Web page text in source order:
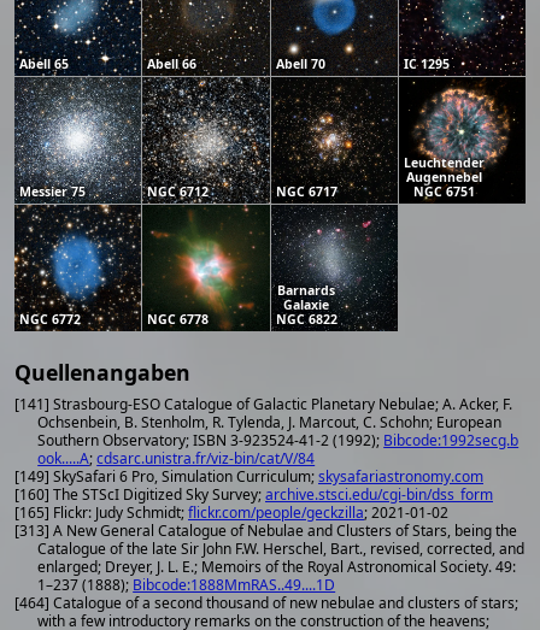
Abell 65 Abell 66 Abell 70 IC 1295
Messier 75 NGC 6712 NGC 6717
Leuchtender
Augennebel
NGC 6751
NGC 6772 NGC 6778
Barnards
Galaxie
NGC 6822
Quellenangaben
[141] Strasbourg-ESO Catalogue of Galactic Planetary Nebulae; A. Acker, F.
Ochsenbein, B. Stenholm, R. Tylenda, J. Marcout, C. Schohn; European
Southern Observatory; ISBN 3-923524-41-2 (1992); Bibcode:1992secg.b
ook.....A;cdsarc.unistra.fr/viz-bin/cat/V/84
[149] SkySafari 6 Pro, Simulation Curriculum;skysafariastronomy.com
[160] The STScI Digitized Sky Survey;archive.stsci.edu/cgi-bin/dss_form
[165] Flickr: Judy Schmidt;flickr.com/people/geckzilla; 2021-01-02
[313] A New General Catalogue of Nebulae and Clusters of Stars, being the
Catalogue of the late Sir John F.W. Herschel, Bart., revised, corrected, and
enlarged; Dreyer, J. L. E.; Memoirs of the Royal Astronomical Society. 49:
1–237 (1888); Bibcode:1888MmRAS..49....1D
[464] Catalogue of a second thousand of new nebulae and clusters of stars;
with a few introductory remarks on the construction of the heavens;